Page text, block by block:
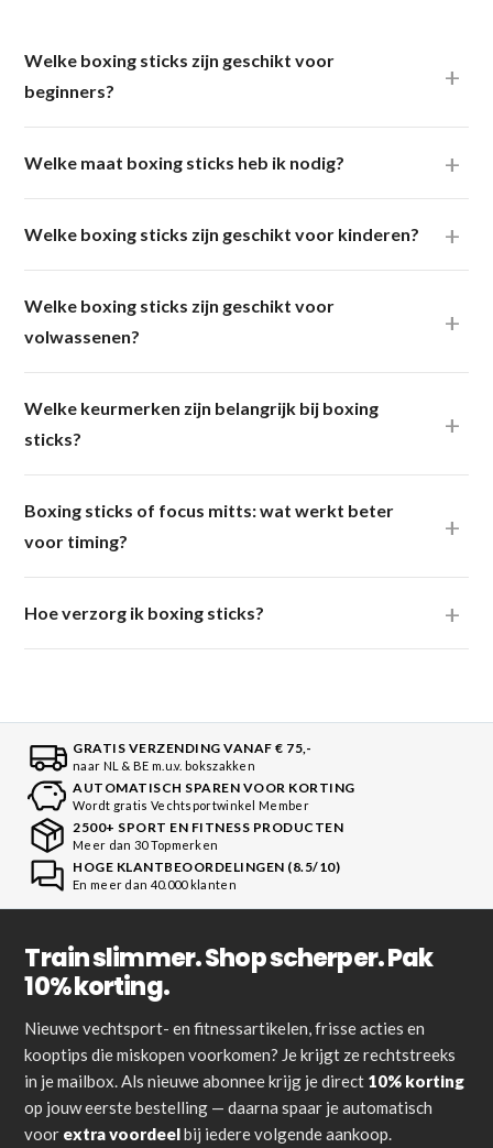
Welke boxing sticks zijn geschikt voor
beginners?
Welke maat boxing sticks heb ik nodig?
Welke boxing sticks zijn geschikt voor kinderen?
Welke boxing sticks zijn geschikt voor
volwassenen?
Welke keurmerken zijn belangrijk bij boxing
sticks?
Boxing sticks of focus mitts: wat werkt beter
voor timing?
Hoe verzorg ik boxing sticks?
GRATIS VERZENDING VANAF € 75,-
naar NL & BE m.u.v. bokszakken
AUTOMATISCH SPAREN VOOR KORTING
Wordt gratis Vechtsportwinkel Member
2500+ SPORT EN FITNESS PRODUCTEN
Meer dan 30 Topmerken
HOGE KLANTBEOORDELINGEN (8.5/10)
En meer dan 40.000 klanten
Train slimmer. Shop scherper. Pak
10% korting.
Nieuwe vechtsport- en fitnessartikelen, frisse acties en
kooptips die miskopen voorkomen? Je krijgt ze rechtstreeks
in je mailbox. Als nieuwe abonnee krijg je direct 10% korting
op jouw eerste bestelling — daarna spaar je automatisch
voor extra voordeelbij iedere volgende aankoop.